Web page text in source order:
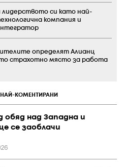
НАЙ-КОМЕНТИРАНИ
обяд над Западна и
се заоблачи
лидерството си като най-
компания и
определят Алианц
страхотно място за работа